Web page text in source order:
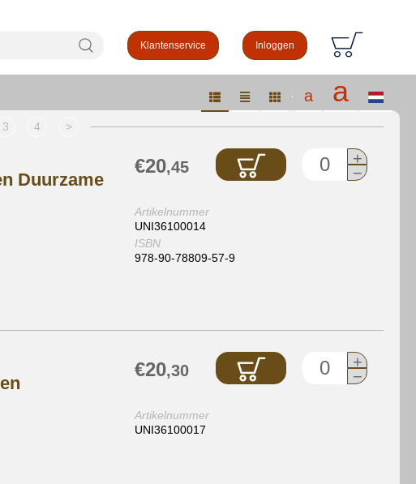
ZoekenKlantenservice Inloggen
Normale
lettergrootte
a
letters
a
Selecteer
taal
3 4 >
Duurzame
€20,45 +
−
Artikelnummer
UNI36100014
ISBN
978-90-78809-57-9
€20,30 +
−
Artikelnummer
UNI36100017